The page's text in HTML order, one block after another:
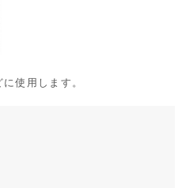
使用します。